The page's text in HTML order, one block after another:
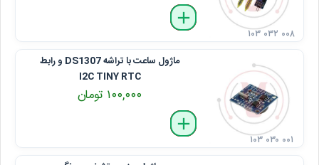
delete
remove
add
۱۰۳ ۰۳۲ ۰۰۸
ماژول ساعت با تراشه DS1307 و رابط
I2C TINY RTC
۱۰۰,۰۰۰ تومان
delete
remove
add
۱۰۳ ۰۳۰ ۰۰۱